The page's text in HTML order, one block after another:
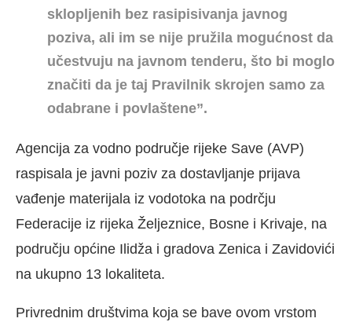
sklopljenih bez rasipisivanja javnog
poziva, ali im se nije pružila mogućnost da
učestvuju na javnom tenderu, što bi moglo
značiti da je taj Pravilnik skrojen samo za
odabrane i povlaštene”.
Agencija za vodno područje rijeke Save (AVP)
raspisala je javni poziv za dostavljanje prijava
vađenje materijala iz vodotoka na podrčju
Federacije iz rijeka Željeznice, Bosne i Krivaje, na
području općine Ilidža i gradova Zenica i Zavidovići
na ukupno 13 lokaliteta.
Privrednim društvima koja se bave ovom vrstom